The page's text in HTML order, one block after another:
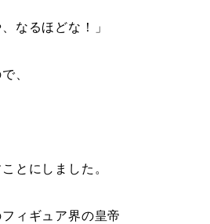
なるほどな！」
、
とにしました。
ィギュア界の皇帝